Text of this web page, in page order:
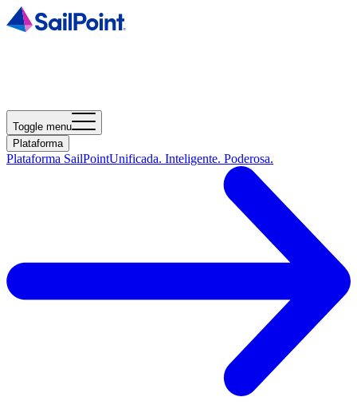
Toggle menu
Plataforma
Plataforma SailPointUnificada. Inteligente. Poderosa.